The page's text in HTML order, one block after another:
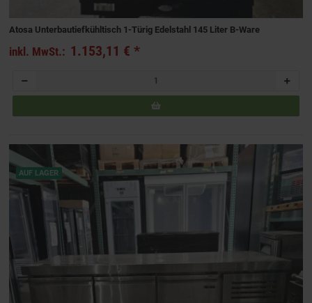
Atosa Unterbautiefkühltisch 1-Türig Edelstahl 145 Liter B-Ware
inkl. MwSt.: 1.153,11 €*
AUF LAGER